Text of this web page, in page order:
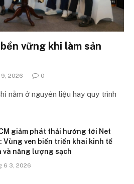
vững khi làm sản
2026 0
nằm ở nguyên liệu hay quy trình
giảm phát thải hướng tới Net
Vùng ven biển triển khai kinh tế
và năng lượng sạch
6 3, 2026